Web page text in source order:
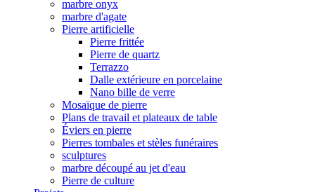
marbre onyx
marbre d'agate
Pierre artificielle
Pierre frittée
Pierre de quartz
Terrazzo
Dalle extérieure en porcelaine
Nano bille de verre
Mosaïque de pierre
Plans de travail et plateaux de table
Éviers en pierre
Pierres tombales et stèles funéraires
sculptures
marbre découpé au jet d'eau
Pierre de culture